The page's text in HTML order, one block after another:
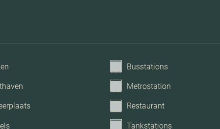
airconditioning,
Busstations
Metrostation
Restaurant
Tankstations